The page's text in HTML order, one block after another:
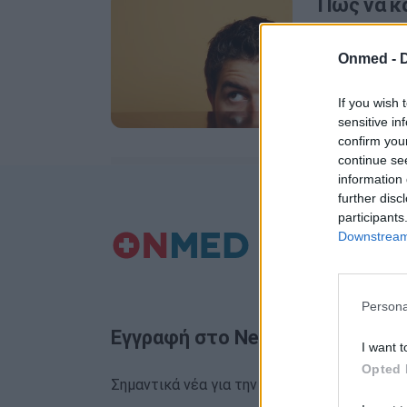
Onmed -
If you wish
sensitive
confirm
continue
information
further
I want
Opted
Πώς να
Στον
Εγγραφή στο Newsletter
Σημαντικά νέα για την υγεία στο mail σας